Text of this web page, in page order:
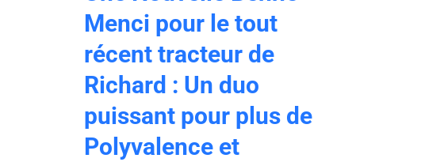
Menci pour le tout
récent tracteur de
Richard : Un duo
puissant pour plus de
Polyvalence et